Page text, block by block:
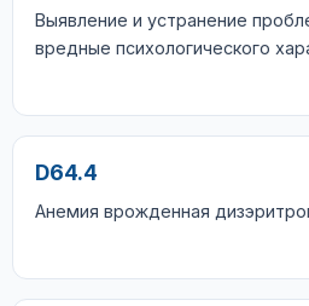
Выявление и устранение
вредные психологического
D64.4
Анемия врожденная